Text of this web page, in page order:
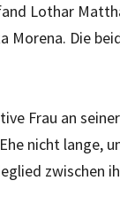
Lothar
Morena. Die
Frau an
nicht lange,
zwischen